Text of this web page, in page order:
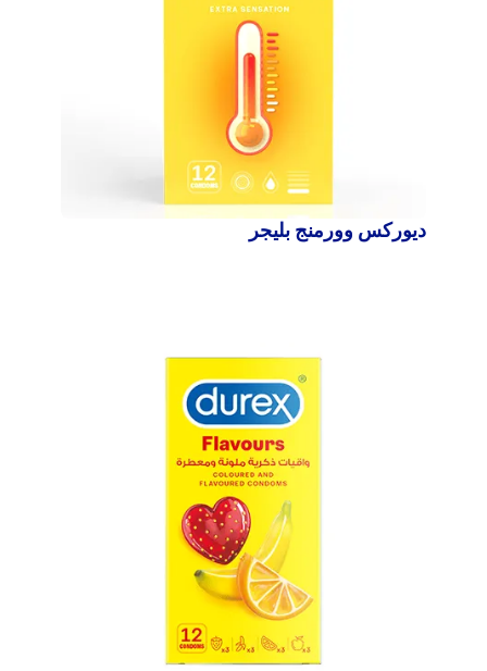
ديوركس وورمنج بليجر